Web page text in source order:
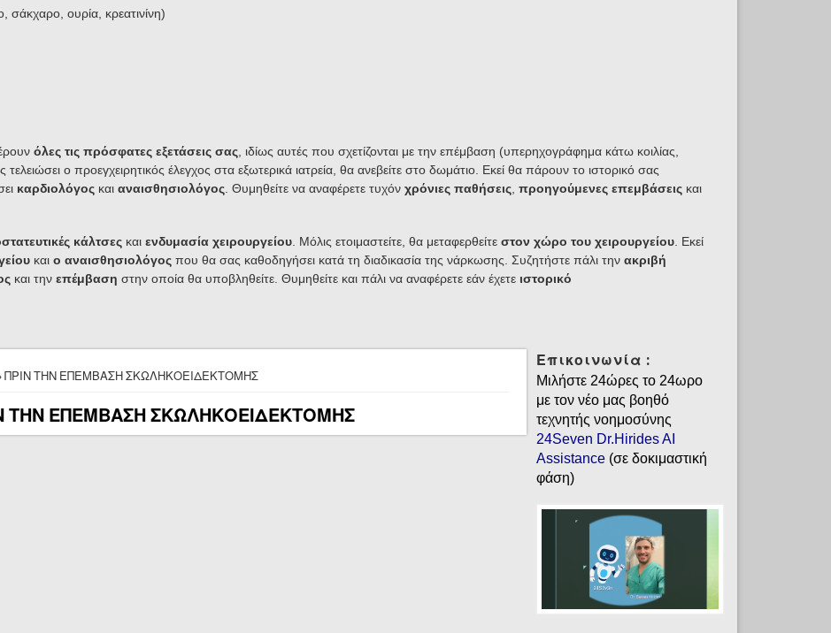
σάκχαρο, ουρία, κρεατινίνη)
όλες τις πρόσφατες εξετάσεις σας, ιδίως αυτές που σχετίζονται με την επέμβαση (υπερηχογράφημα κάτω κοιλίας,
ο προεγχειρητικός έλεγχος στα εξωτερικά ιατρεία, θα ανεβείτε στο δωμάτιο. Εκεί θα πάρουν το ιστορικό σας
καρδιολόγοςκαι αναισθησιολόγος. Θυμηθείτε να αναφέρετε τυχόν χρόνιες παθήσεις, προηγούμενες επεμβάσειςκαι
κάλτσεςκαι ενδυμασία χειρουργείου. Μόλις ετοιμαστείτε, θα μεταφερθείτε στον χώρο του χειρουργείου. Εκεί
και ο αναισθησιολόγοςπου θα σας καθοδηγήσει κατά τη διαδικασία της νάρκωσης. Συζητήστε πάλι την ακριβή
και την επέμβαση στην οποία θα υποβληθείτε. Θυμηθείτε και πάλι να αναφέρετε εάν έχετε ιστορικό
here
ΠΡΙΝ ΤΗΝ ΕΠΕΜΒΑΣΗ ΣΚΩΛΗΚΟΕΙΔΕΚΤΟΜΗΣ
ΤΗΝ ΕΠΕΜΒΑΣΗ ΣΚΩΛΗΚΟΕΙΔΕΚΤΟΜΗΣ
Επικοινωνία :
Μιλήστε 24ώρες το 24ωρο
με τον νέο μας βοηθό
τεχνητής νοημοσύνης
24Seven Dr.Hirides AI
Assistance(σε δοκιμαστική
φάση)